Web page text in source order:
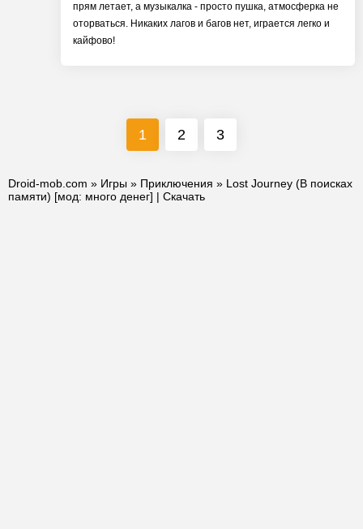
прям летает, а музыкалка - просто пушка, атмосферка не
оторваться. Никаких лагов и багов нет, играется легко и
кайфово!
1 2 3
Droid-mob.com » Игры » Приключения » Lost Journey (В поисках
памяти) [мод: много денег] | Скачать